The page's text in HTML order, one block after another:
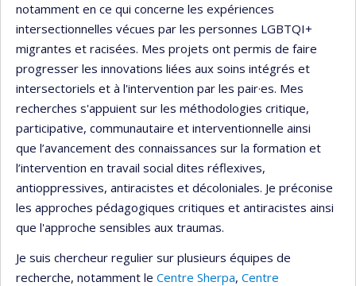
notamment en ce qui concerne les expériences
intersectionnelles vécues par les personnes LGBTQI+
migrantes et racisées. Mes projets ont permis de faire
progresser les innovations liées aux soins intégrés et
intersectoriels et à l'intervention par les pair·es. Mes
recherches s'appuient sur les méthodologies critique,
participative, communautaire et interventionnelle ainsi
que l’avancement des connaissances sur la formation et
l’intervention en travail social dites réflexives,
antioppressives, antiracistes et décoloniales. Je préconise
les approches pédagogiques critiques et antiracistes ainsi
que l'approche sensibles aux traumas.
Je suis chercheur regulier sur plusieurs équipes de
recherche, notamment le Centre Sherpa, Centre